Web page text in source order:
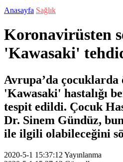
Anasayfa Sağlık
Koronavirüsten
'Kawasaki'
Avrupa’da
'Kawasaki' hastalığı
tespit edildi. Çocuk
Dr. Sinem Gündüz,
ile ilgili olabileceğini
2020-5-1 15:37:12 Yayınlanma